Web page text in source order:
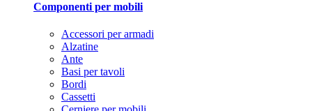
Componenti per mobili
Accessori per armadi
Alzatine
Ante
Basi per tavoli
Bordi
Cassetti